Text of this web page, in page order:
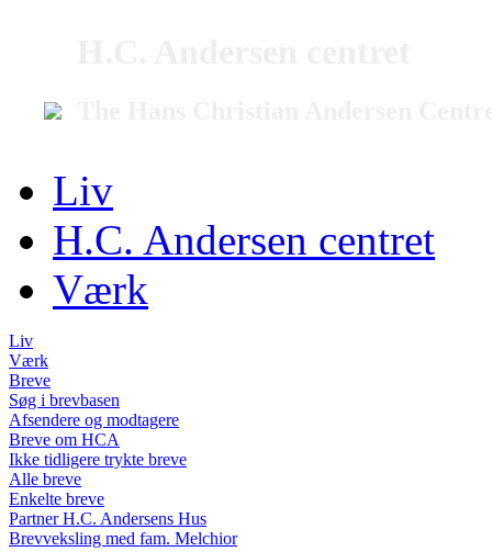
Liv
H.C. Andersen centret
Værk
Liv
Værk
Breve
Søg i brevbasen
Afsendere og modtagere
Breve om HCA
Ikke tidligere trykte breve
Alle breve
Enkelte breve
Partner H.C. Andersens Hus
Brevveksling med fam. Melchior